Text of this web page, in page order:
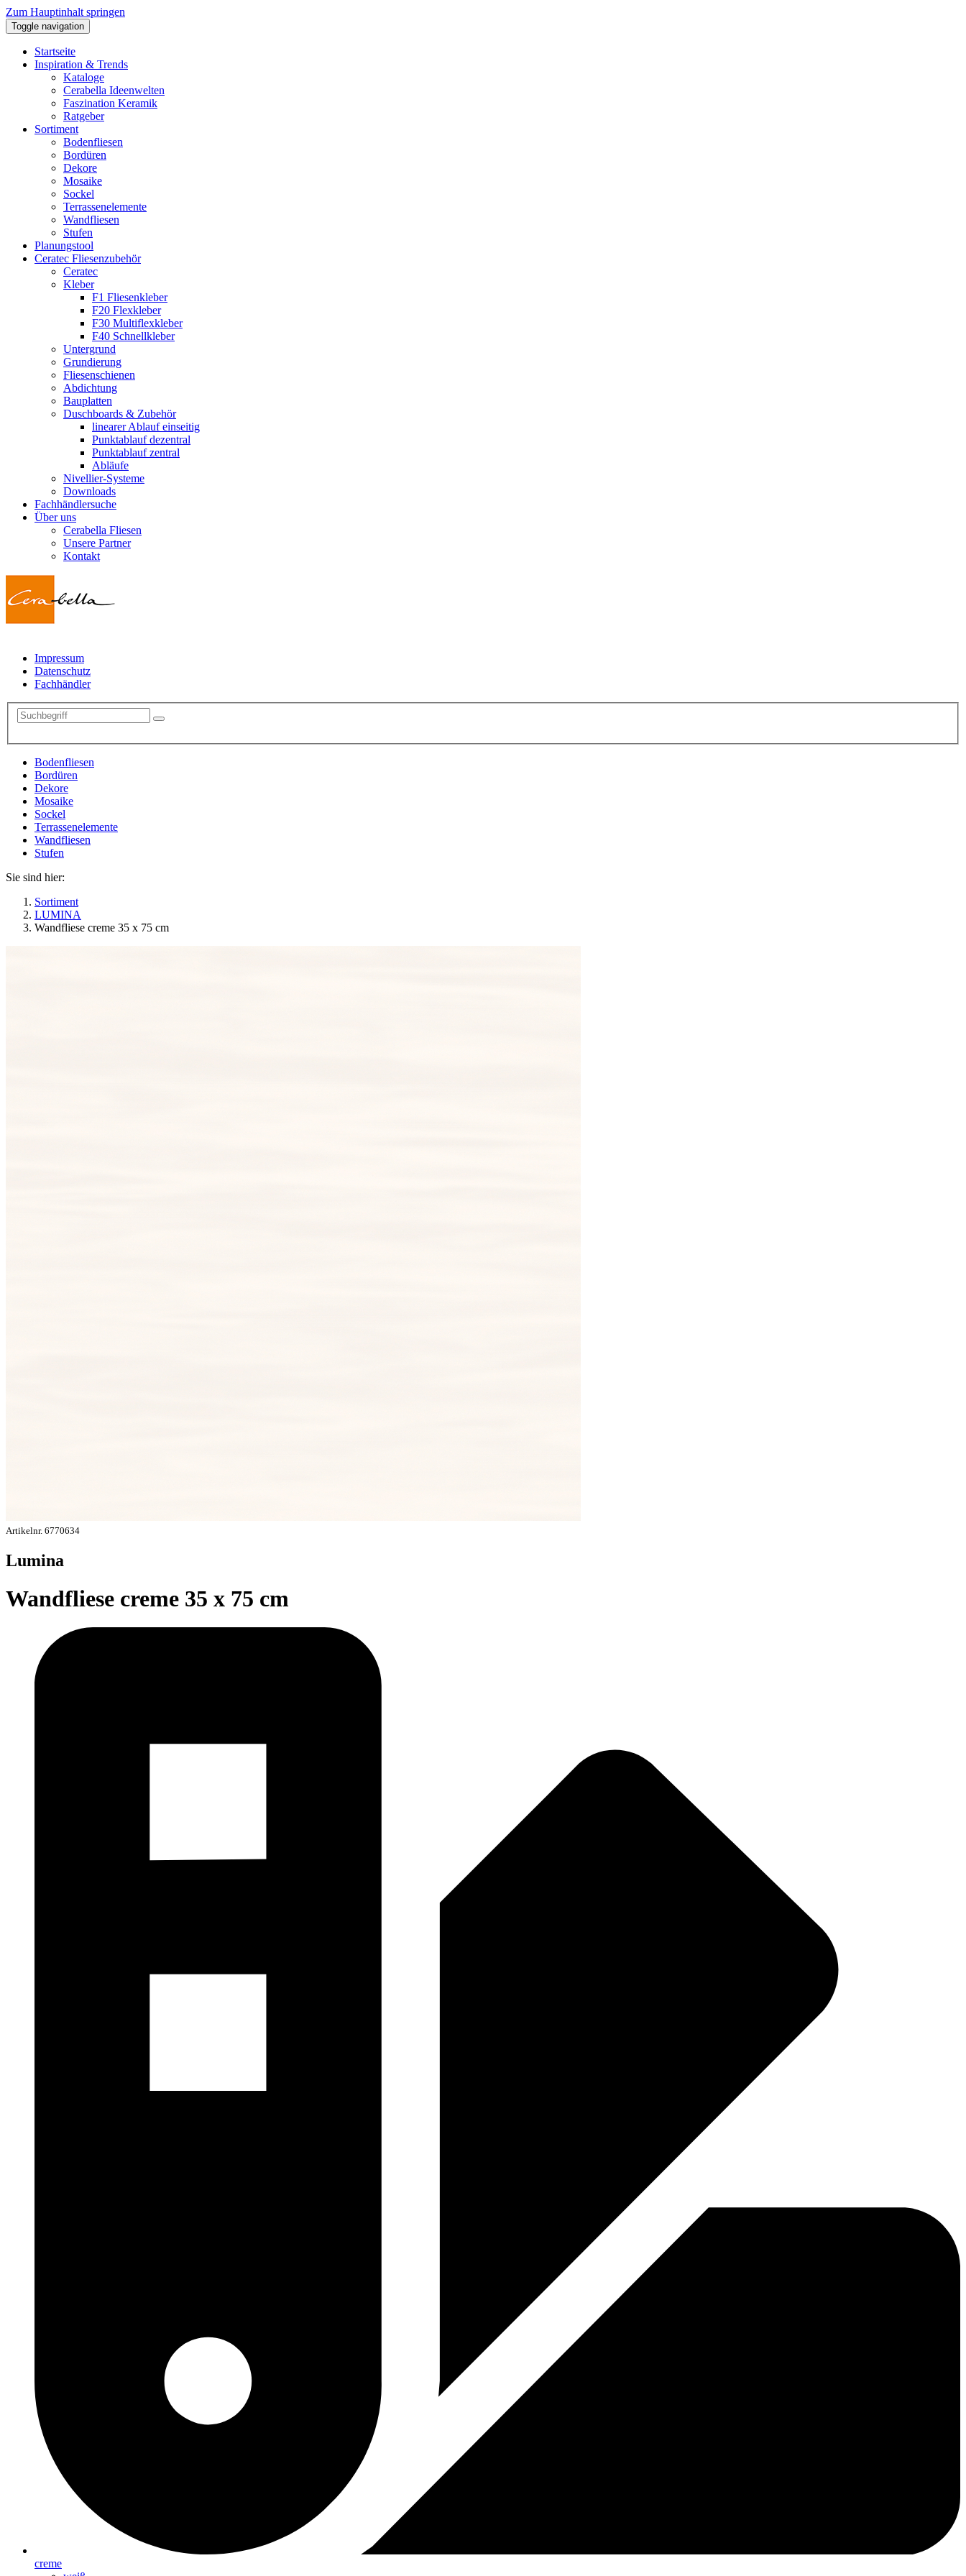
Zum Hauptinhalt springen
Toggle navigation
Startseite
Inspiration & Trends
Kataloge
Cerabella Ideenwelten
Faszination Keramik
Ratgeber
Sortiment
Bodenfliesen
Bordüren
Dekore
Mosaike
Sockel
Terrassenelemente
Wandfliesen
Stufen
Planungstool
Ceratec Fliesenzubehör
Ceratec
Kleber
F1 Fliesenkleber
F20 Flexkleber
F30 Multiflexkleber
F40 Schnellkleber
Untergrund
Grundierung
Fliesenschienen
Abdichtung
Bauplatten
Duschboards & Zubehör
linearer Ablauf einseitig
Punktablauf dezentral
Punktablauf zentral
Abläufe
Nivellier-Systeme
Downloads
Fachhändlersuche
Über uns
Cerabella Fliesen
Unsere Partner
Kontakt
Impressum
Datenschutz
Fachhändler
Bodenfliesen
Bordüren
Dekore
Mosaike
Sockel
Terrassenelemente
Wandfliesen
Stufen
Sie sind hier:
Sortiment
LUMINA
Wandfliese creme 35 x 75 cm
Artikelnr. 6770634
Lumina
Wandfliese creme 35 x 75 cm
creme